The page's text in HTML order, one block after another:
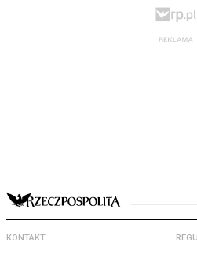
KONTAKT